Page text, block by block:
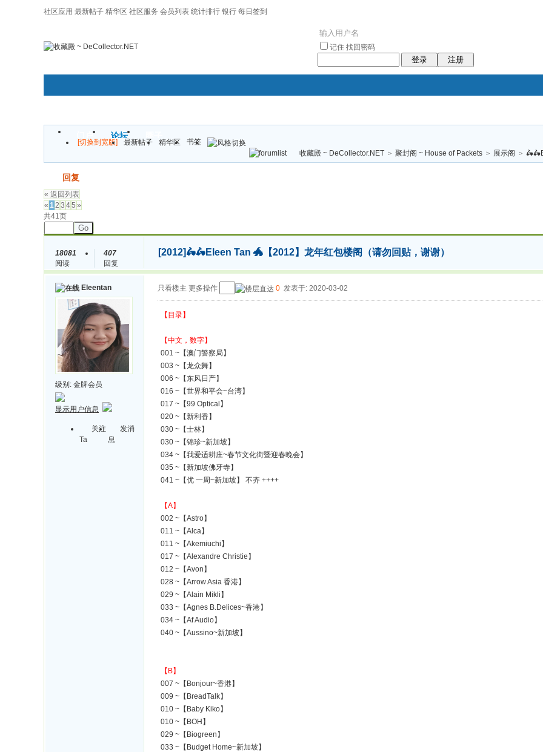
社区应用 最新帖子 精华区 社区服务 会员列表 统计排行 银行 每日签到
记住 找回密码
登录 注册
门户 论坛
褔
袠袠袥眩褦
[切换到宽版] 最新帖子 精华区
书签
收藏殿 ~ DeCollector.NET > 聚封阁 ~ House of Packets > 展示阁 >
回复
« 返回列表
« 12 3 45 »
共41页
Go
18081
阅读
407
回复
[2012]🛵🛵Eleen Tan 🐲【2012】龙年红包楼阁（请勿回贴，谢谢）
Eleentan
级别: 金牌会员
显示用户信息
关注
Ta
发消
息
只看楼主 更多操作 0 发表于: 2020-03-02
【目录】
【中文，数字】
001 ~【澳门警察局】
003 ~【龙众舞】
006 ~【东风日产】
016 ~【世界和平会~台湾】
017 ~【99 Optical】
020 ~【新利香】
030 ~【士林】
030 ~【锦珍~新加坡】
034 ~【我爱适耕庄~春节文化街暨迎春晚会】
035 ~【新加坡佛牙寺】
041 ~【优 一周~新加坡】 不齐 ++++
【A】
002 ~【Astro】
011 ~【Alca】
011 ~【Akemiuchi】
017 ~【Alexandre Christie】
012 ~【Avon】
028 ~【Arrow Asia 香港】
029 ~【Alain Mikli】
033 ~【Agnes B.Delices~香港】
034 ~【Af Audio】
040 ~【Aussino~新加坡】
【B】
007 ~【Bonjour~香港】
009 ~【BreadTalk】
010 ~【Baby Kiko】
010 ~【BOH】
029 ~【Biogreen】
033 ~【Budget Home~新加坡】